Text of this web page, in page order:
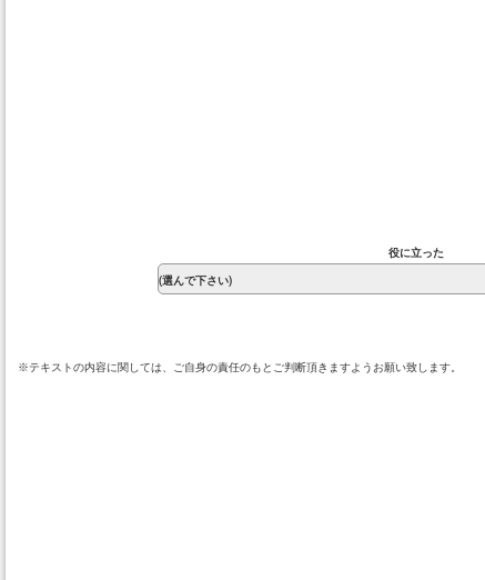
役に立った
※テキストの内容に関しては、ご自身の責任のもとご判断頂きますようお願い致します。